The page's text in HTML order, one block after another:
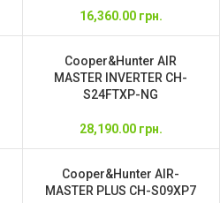
16,360.00 грн.
Cooper&Hunter AIR
MASTER INVERTER CH-
S24FTXP-NG
28,190.00 грн.
Cooper&Hunter AIR-
MASTER PLUS CH-S09XP7